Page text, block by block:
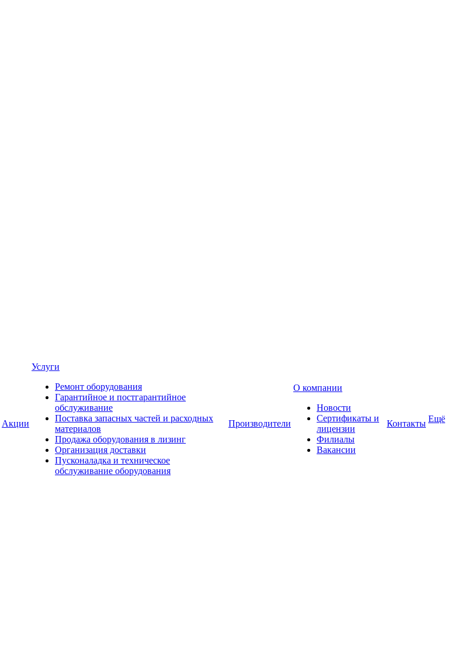
Акции
Услуги
Ремонт оборудования
Гарантийное и постгарантийное
обслуживание
Поставка запасных частей и расходных
материалов
Продажа оборудования в лизинг
Организация доставки
Пусконаладка и техническое
обслуживание оборудования
Производители
О компании
Новости
Сертификаты и
лицензии
Филиалы
Вакансии
Контакты Ещё